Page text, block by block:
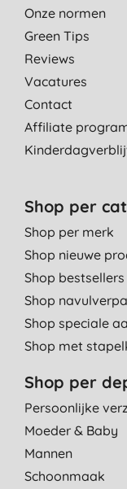
Onze normen
Green Tips
Reviews
Vacatures
Contact
Affiliate
Shop per
Shop per merk
Shop nieuwe
Shop bestsellers
Shop
Shop speciale
Shop met
Shop per
Persoonlijke
Moeder & Baby
Mannen
Schoonmaak